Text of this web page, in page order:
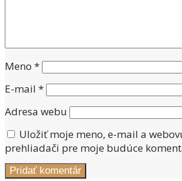
Meno *
E-mail *
Adresa webu
Uložiť moje meno, e-mail a
prehliadači pre moje budúce